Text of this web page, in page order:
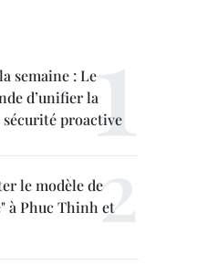
semaine : Le
d’unifier la
proactive
le modèle de
à Phuc Thinh et